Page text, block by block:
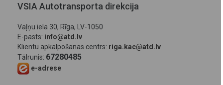
VSIA Autotransporta direkcija
Vaļņu iela 30, Rīga, LV-1050
E-pasts: info@atd.lv
Klientu apkalpošanas centrs: riga.kac@atd.lv
Tālrunis: 67280485
e-adrese